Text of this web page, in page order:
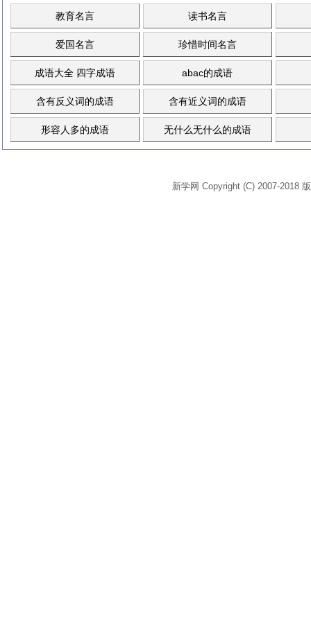
教育名言 读书名言
爱国名言 珍惜时间名言
成语大全 四字成语 abac的成语
含有反义词的成语 含有近义词的成语
形容人多的成语 无什么无什么的成语
新学网 Copyright (C) 2007-2018